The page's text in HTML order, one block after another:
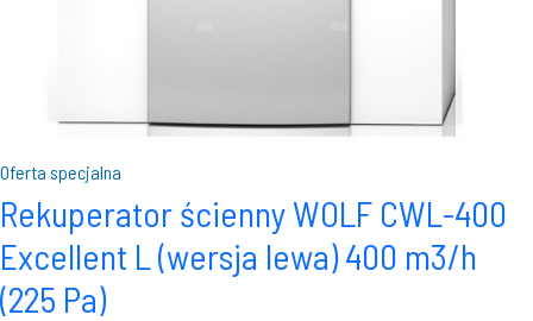
Oferta specjalna
Rekuperator ścienny WOLF CWL-400
Excellent L (wersja lewa) 400 m3/h
(225 Pa)